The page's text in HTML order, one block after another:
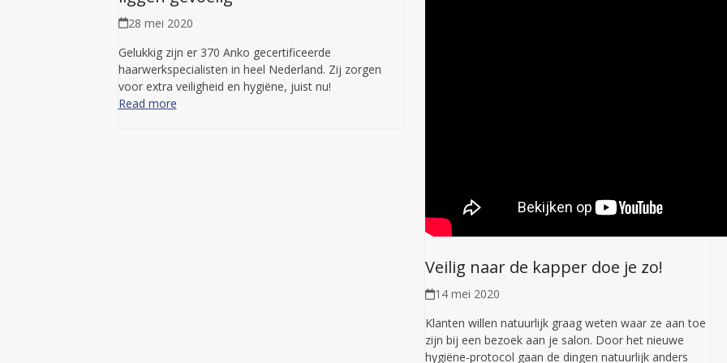
28 mei 2020
Gelukkig zijn er 370 Anko gecertificeerde
haarwerkspecialisten in heel Nederland. Zij zorgen
voor extra veiligheid en hygiëne, juist nu!
Read more
Veilig naar de kapper doe je zo!
14 mei 2020
Klanten willen natuurlijk graag weten waar ze aan toe
zijn bij een bezoek aan je salon. Door het nieuwe
hygiëne-protocol gaan de dingen natuurlijk anders